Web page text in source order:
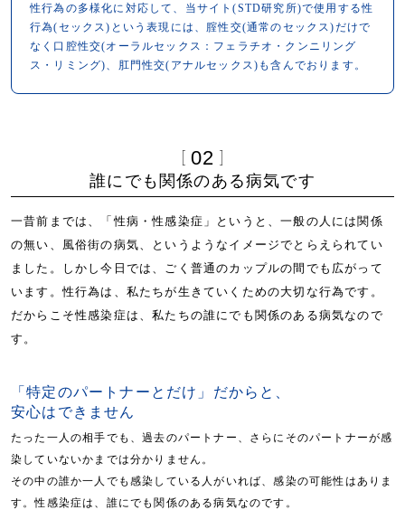
性行為の多様化に対応して、当サイト(STD研究所)で使用する性
行為(セックス)という表現には、腟性交(通常のセックス)だけで
なく口腔性交(オーラルセックス：フェラチオ・クンニリング
ス・リミング)、肛門性交(アナルセックス)も含んでおります。
02
誰にでも関係のある病気です
一昔前までは、「性病・性感染症」というと、一般の人には関係
の無い、風俗街の病気、というようなイメージでとらえられてい
ました。しかし今日では、ごく普通のカップルの間でも広がって
います。性行為は、私たちが生きていくための大切な行為です。
だからこそ性感染症は、私たちの誰にでも関係のある病気なので
す。
「特定のパートナーとだけ」だからと、
安心はできません
たった一人の相手でも、過去のパートナー、さらにそのパートナーが感
染していないかまでは分かりません。
その中の誰か一人でも感染している人がいれば、感染の可能性はありま
す。性感染症は、誰にでも関係のある病気なのです。